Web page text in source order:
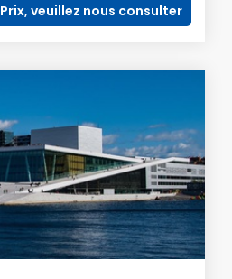
Prix, veuillez nous consulter